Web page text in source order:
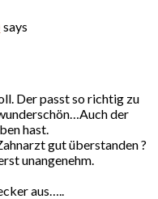
says
Der passt so richtig zu
der
hast.
gut überstanden ?
unangenehm.
aus…..